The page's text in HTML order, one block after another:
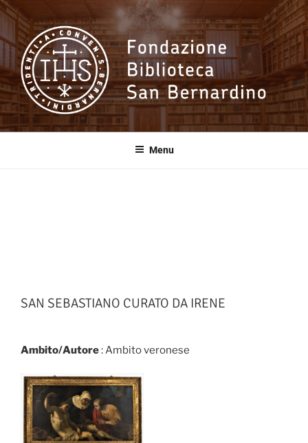
Salta
contenuto
Fondazione
Biblioteca SanMenu
SAN SEBASTIANO CURATO DA IRENE
Ambito/Autore: Ambito veronese